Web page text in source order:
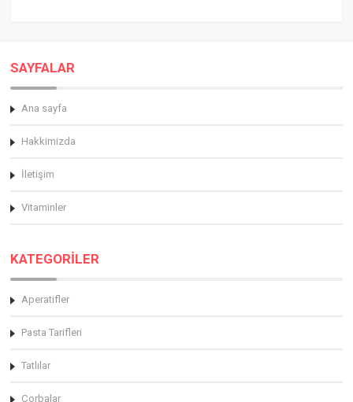
SAYFALAR
Ana sayfa
Hakkimizda
İletişim
Vitaminler
KATEGORİLER
Aperatifler
Pasta Tarifleri
Tatlılar
Çorbalar